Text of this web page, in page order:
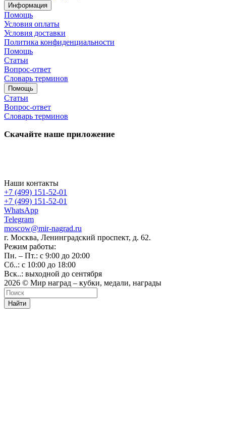
Информация
Помощь
Условия оплаты
Условия доставки
Политика конфиденциальности
Помощь
Статьи
Вопрос-ответ
Словарь терминов
Помощь
Статьи
Вопрос-ответ
Словарь терминов
Скачайте наше приложение
Наши контакты
+7 (499) 151-52-01
+7 (499) 151-52-01
WhatsApp
Telegram
moscow@mir-nagrad.ru
г. Москва, Ленинградский проспект, д. 62.
Режим работы:
Пн. – Пт.: с 9:00 до 20:00
Сб..: с 10:00 до 18:00
Вск..: выходной до сентября
2026 © Мир наград – кубки, медали, награды
Найти